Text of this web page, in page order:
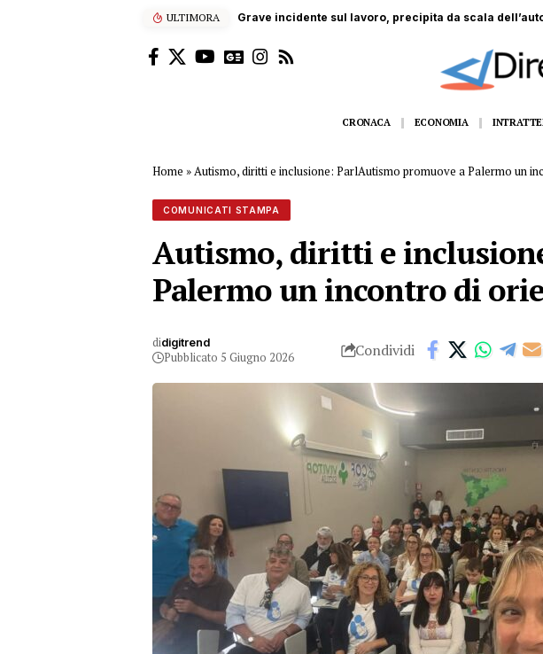
ULTIMORA Grave incidente sul lavoro, precipita da scala
CRONACA ECONOMIA
Home »Autismo, diritti e inclusione: ParlAutismo promuove a Palermo un
COMUNICATI STAMPA
Autismo, diritti e
Palermo un incontro di
didigitrend
Pubblicato 5 Giugno 2026 Condividi